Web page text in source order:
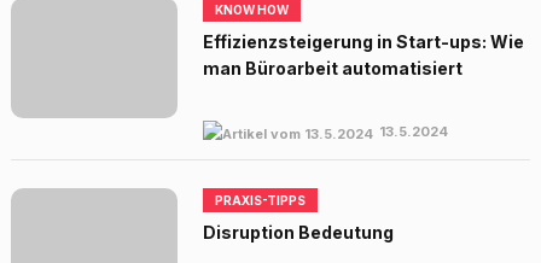
KNOW HOW
Effizienzsteigerung in Start-ups: Wie
man Büroarbeit automatisiert
13.5.2024
PRAXIS-TIPPS
Disruption Bedeutung